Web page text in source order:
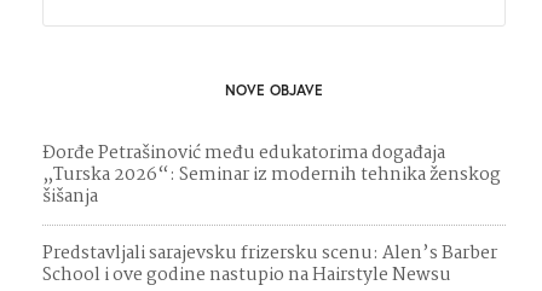
NOVE OBJAVE
Đorđe Petrašinović među edukatorima događaja
„Turska 2026“: Seminar iz modernih tehnika ženskog
šišanja
Predstavljali sarajevsku frizersku scenu: Alen’s Barber
School i ove godine nastupio na Hairstyle Newsu